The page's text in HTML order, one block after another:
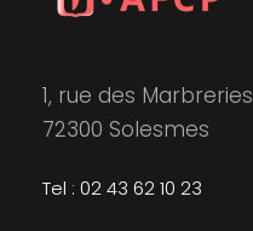
1, rue des Marbreries
72300 Solesmes
Tel : 02 43 62 10 23